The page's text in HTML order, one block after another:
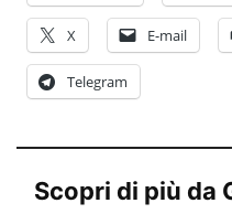
X E-mail
Telegram
Scopri di più da